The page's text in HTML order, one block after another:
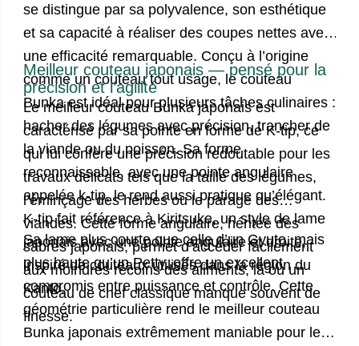
se distingue par sa polyvalence, son esthétique
et sa capacité à réaliser des coupes nettes avec
une efficacité remarquable. Conçu à l’origine
comme un couteau tout usage, le couteau
Bunka est idéal pour plusieurs tâches culinaires :
hacher des légumes avec précision, trancher de
la viande ou du poisson. Sa forme
reconnaissable, avec une pointe angulaire
appelée k-tip, le rend aussi pratique qu’élégant.
K-tip fait référence à Kiritsuke, un style de lame
japonais avec une pointe angulaire et droite,
inspiré de couteaux utilisés dans la région du
Kantō.
Meilleur couteau japonais — pensé pour la
précision et l’agilité
Le meilleurcouteau Bunka japonaisest
caractérisé par sa pointe en forme de K-tip, ce
qui lui confère une précision redoutable pour les
travaux délicats tels que la taille des légumes,
l’éminçage des herbes ou le parage des
viandes. Cette forme angulaire, héritée des
sabres japonais, permet d’accéder facilement
aux moindres recoins des aliments, là où un
couteau de chef classique manque souvent de
finesse.
Sa lame plus courte que celle d’un Gyuto, mais
plus haute qu’un Petty, offre un excellent
compromis entre puissance et contrôle. Cette
géométrie particulière rend le meilleur couteau
Bunka japonais extrêmement maniable pour les